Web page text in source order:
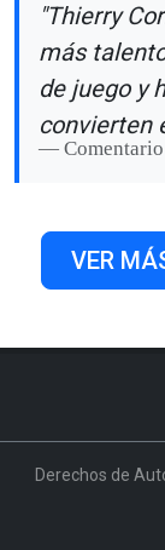
"Thierry
más
de juego y
convierten
VER
Derechos de